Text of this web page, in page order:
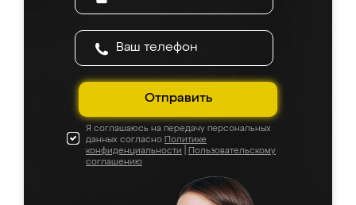
Отправить
Я соглашаюсь на передачу персональных
данных согласно Политике
конфиденциальности
Пользовательскому
соглашению